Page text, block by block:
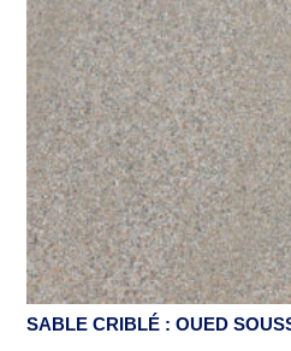
SABLE CRIBLÉ : OUED